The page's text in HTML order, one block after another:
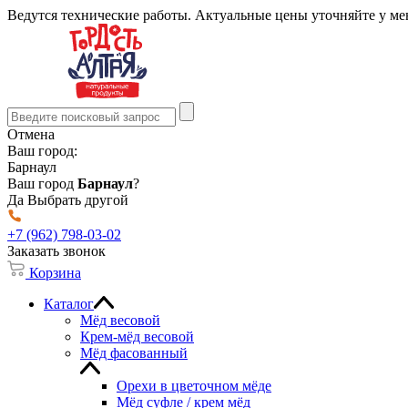
Ведутся технические работы. Актуальные цены уточняйте у
Отмена
Ваш город:
Барнаул
Ваш город Барнаул?
Да Выбрать другой
+7 (962) 798-03-02
Заказать звонок
Корзина
Каталог
Мёд весовой
Крем-мёд весовой
Мёд фасованный
Орехи в цветочном мёде
Мёд суфле / крем мёд